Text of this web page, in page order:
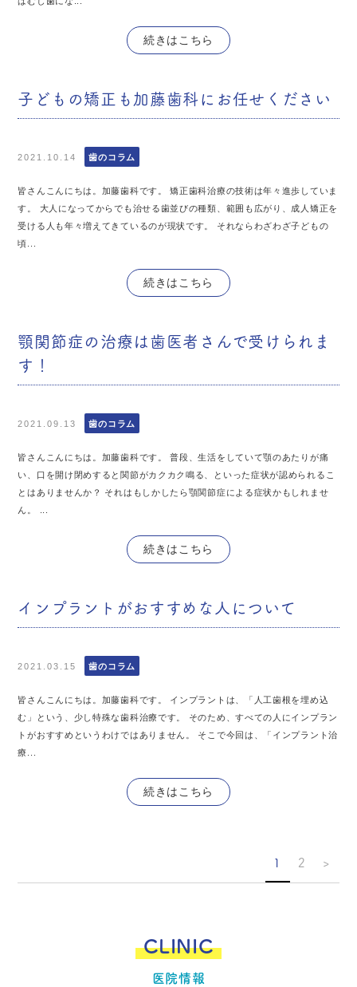
続きはこちら
子どもの矯正も加藤歯科にお任せください
2021.10.14 歯のコラム
皆さんこんにちは。加藤歯科です。 矯正歯科治療の技術は年々進歩していま
す。 大人になってからでも治せる歯並びの種類、範囲も広がり、成人矯正を
受ける人も年々増えてきているのが現状です。 それならわざわざ子どもの
頃...
続きはこちら
顎関節症の治療は歯医者さんで受けられま
す！
2021.09.13 歯のコラム
皆さんこんにちは。加藤歯科です。 普段、生活をしていて顎のあたりが痛
い、口を開け閉めすると関節がカクカク鳴る、といった症状が認められるこ
とはありませんか？ それはもしかしたら顎関節症による症状かもしれませ
ん。 ...
続きはこちら
インプラントがおすすめな人について
2021.03.15 歯のコラム
皆さんこんにちは。加藤歯科です。 インプラントは、「人工歯根を埋め込
む」という、少し特殊な歯科治療です。 そのため、すべての人にインプラン
トがおすすめというわけではありません。 そこで今回は、「インプラント治
療...
続きはこちら
1 2 >
CLINIC
医院情報